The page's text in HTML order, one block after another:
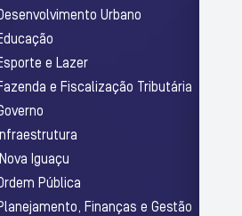
Urbano
e Lazer
e Fiscalização Tributária
Iguaçu
Pública
Finanças e Gestão